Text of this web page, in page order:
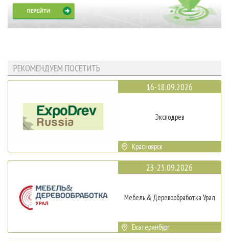
РЕКОМЕНДУЕМ ПОСЕТИТЬ
16-18.09.2026
Эксподрев
Красноярск
23-25.09.2026
Мебель & Деревообработка Урал
Екатеринбург